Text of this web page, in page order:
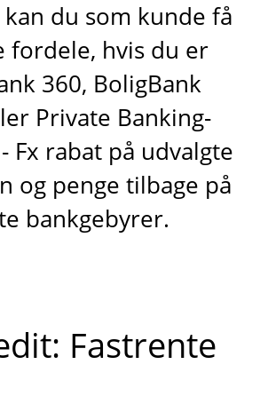
du som kunde få
fordele, hvis du er
360, BoligBank
Private Banking-
Fx rabat på udvalgte
og penge tilbage på
bankgebyrer.
Fastrente